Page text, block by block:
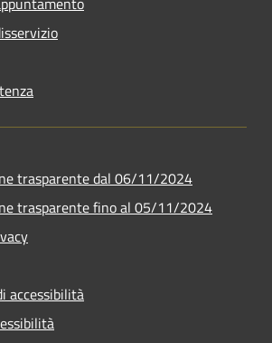
trasparente dal 06/11/2024
trasparente fino al 05/11/2024
accessibilità